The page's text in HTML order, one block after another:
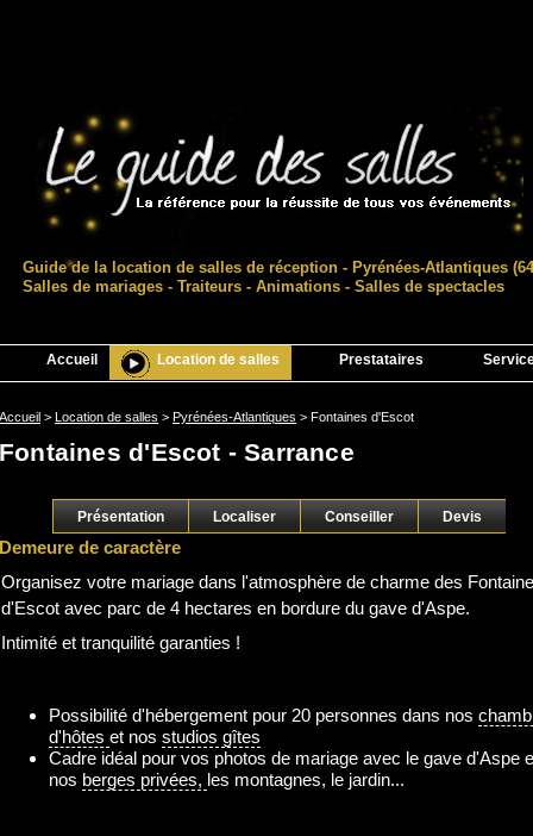
Guide de la location de salles de réception - Pyrénées-Atlantiques
Salles de mariages - Traiteurs - Animations - Salles de spectacles
Accueil Location de salles Prestataires
Accueil > Location de salles > Pyrénées-Atlantiques > Fontaines d'Escot
Fontaines d'Escot - Sarrance
Présentation Localiser Conseiller Devis
Demeure de caractère
Organisez votre mariage dans l'atmosphère de charme des
d'Escot avec parc de 4 hectares en bordure du gave d'Aspe.
Intimité et tranquilité garanties !
Possibilité d'hébergement pour 20 personnes dans nos
d'hôtes et nos studios gîtes
Cadre idéal pour vos photos de mariage avec le gave d'Aspe
nos berges privées, les montagnes, le jardin...